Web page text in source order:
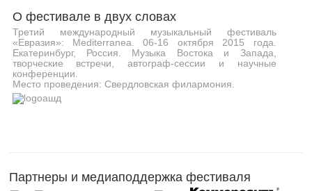
О фестивале в двух словах
Третий международный музыкальный фестиваль
«Евразия»: Mediterranea. 06-16 октября 2015 года.
Екатеринбург, Россия. Музыка Востока и Запада,
творческие встречи, автограф-сессии и научные
конференции.
Место проведения: Свердловская филармония.
Партнеры и медиаподдержка фестиваля